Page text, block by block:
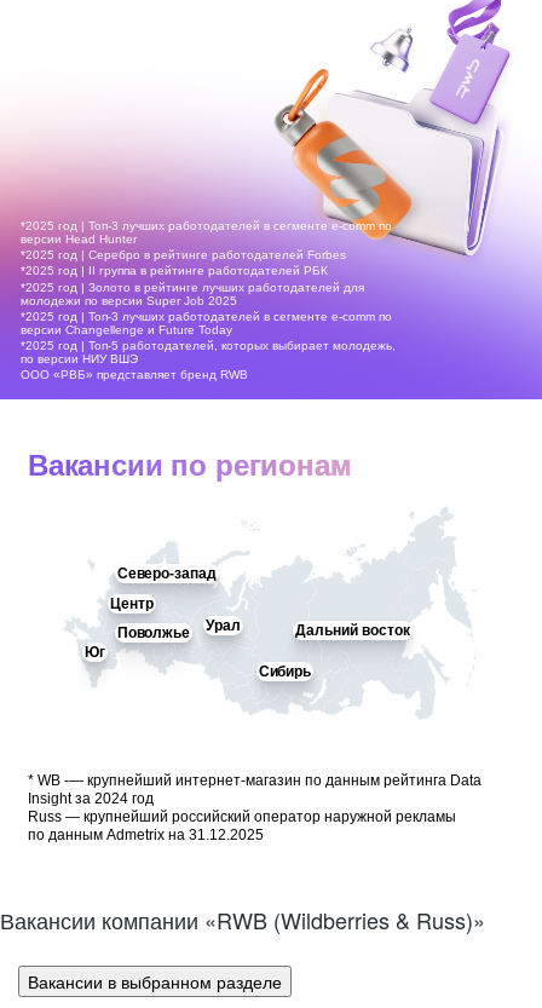
*2025 год | Топ-3 лучших работодателей в сегменте e-comm по
версии Head Hunter
*2025 год | Серебро в рейтинге работодателей Forbes
*2025 год | II группа в рейтинге работодателей РБК
*2025 год | Золото в рейтинге лучших работодателей для
молодежи по версии Super Job 2025
*2025 год | Топ-3 лучших работодателей в сегменте e-comm по
версии Changellenge и Future Today
*2025 год | Топ-5 работодателей, которых выбирает молодежь,
по версии НИУ ВШЭ
ООО «РВБ» представляет бренд RWB
Вакансии по регионам
Северо-запад
Центр
Урал
Дальний восток
Поволжье
Юг
Сибирь
* WB -— крупнейший интернет-магазин по данным рейтинга Data
Insight за 2024 год
Russ — крупнейший российский оператор наружной рекламы
по данным Admetrix на 31.12.2025
Вакансии компании «RWB (Wildberries & Russ)»
Вакансии в выбранном разделе